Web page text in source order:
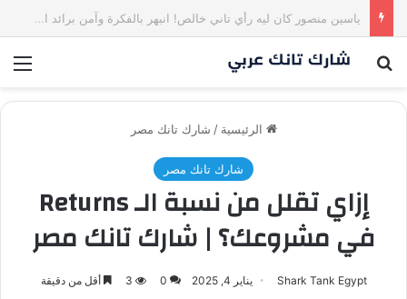
كم مليون سمعت خلال دقيقة واحدة؟ | شارك تانك العراق
بحث عن
الرئيسية / شارك تانك مصر
شارك تانك مصر
إزاي تقلل من نسبة الـ Returns
في مشروعك؟ | شارك تانك مصر
Shark Tank Egypt يناير 4, 2025 0
3 أقل من دقيقة